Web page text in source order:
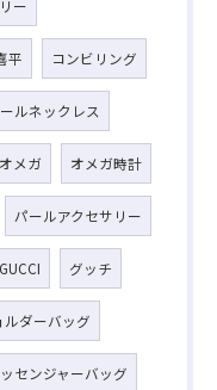
ー
平 コンビリング
ルネックレス
オメガ オメガ時計
パールアクセサリー
GUCCI グッチ
ルダーバッグ
ッセンジャーバッグ